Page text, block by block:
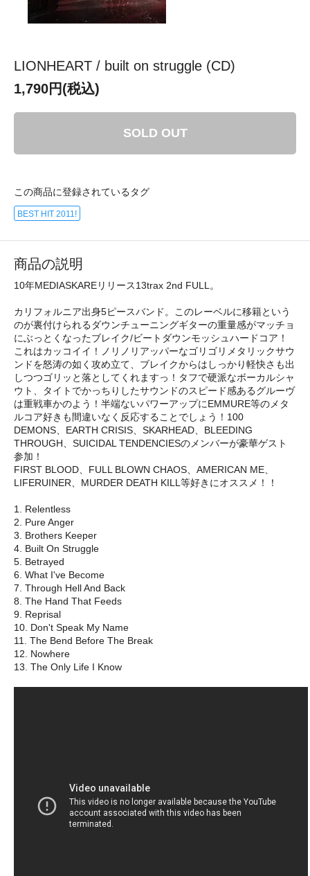
LIONHEART / built on struggle (CD)
1,790円(税込)
SOLD OUT
この商品に登録されているタグ
BEST HIT 2011!
商品の説明
10年MEDIASKAREリリース13trax 2nd FULL。
カリフォルニア出身5ピースバンド。このレーベルに移籍という
のが裏付けられるダウンチューニングギターの重量感がマッチョ
にぶっとくなったブレイク/ビートダウンモッシュハードコア！
これはカッコイイ！ノリノリアッパーなゴリゴリメタリックサウ
ンドを怒涛の如く攻め立て、ブレイクからはしっかり軽快さも出
しつつゴリッと落としてくれますっ！タフで硬派なボーカルシャ
ウト、タイトでかっちりしたサウンドのスピード感あるグルーヴ
は重戦車かのよう！半端ないパワーアップにEMMURE等のメタ
ルコア好きも間違いなく反応することでしょう！100
DEMONS、EARTH CRISIS、SKARHEAD、BLEEDING
THROUGH、SUICIDAL TENDENCIESのメンバーが豪華ゲスト
参加！
FIRST BLOOD、FULL BLOWN CHAOS、AMERICAN ME、
LIFERUINER、MURDER DEATH KILL等好きにオススメ！！
1. Relentless
2. Pure Anger
3. Brothers Keeper
4. Built On Struggle
5. Betrayed
6. What I've Become
7. Through Hell And Back
8. The Hand That Feeds
9. Reprisal
10. Don't Speak My Name
11. The Bend Before The Break
12. Nowhere
13. The Only Life I Know